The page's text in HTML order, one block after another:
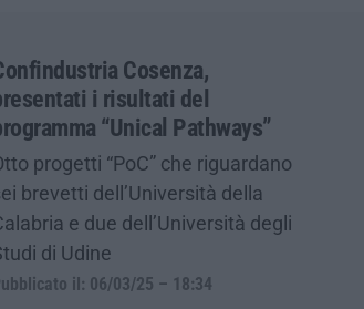
Cosenza,
i risultati del
“Unical Pathways”
progetti “PoC” che riguardano
brevetti dell’Università della
e due dell’Università degli
di Udine
il: 06/03/25 – 18:34